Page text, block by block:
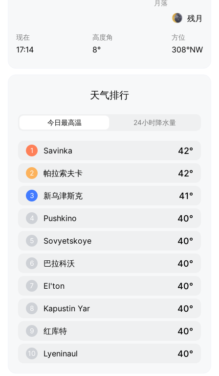
残月
现在
17:14
高度角
8°
方位
308°NW
天气排行
今日最高温 24小时降水量
1 Savinka 42°
2 帕拉索夫卡 42°
3 新乌津斯克 41°
4 Pushkino 40°
5 Sovyetskoye 40°
6 巴拉科沃 40°
7 El'ton 40°
8 Kapustin Yar 40°
9 红库特 40°
10 Lyeninaul 40°